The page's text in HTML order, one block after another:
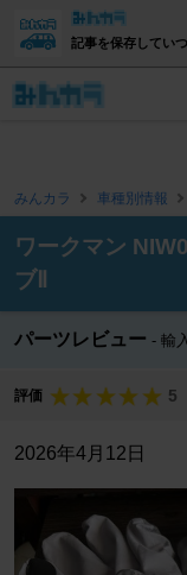
記事を保存してい
みんカラ 車種別情報
ワークマン
ブⅡ
パーツレビュー 輸
評価 5
2026年4月12日